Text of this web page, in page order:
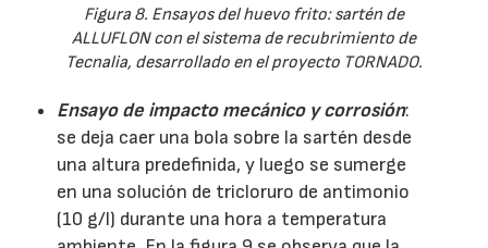
Figura 8. Ensayos del huevo frito: sartén de
ALLUFLON con el sistema de recubrimiento de
Tecnalia, desarrollado en el proyecto TORNADO.
Ensayo de impacto mecánico y corrosión:
se deja caer una bola sobre la sartén desde
una altura predefinida, y luego se sumerge
en una solución de tricloruro de antimonio
(10 g/l) durante una hora a temperatura